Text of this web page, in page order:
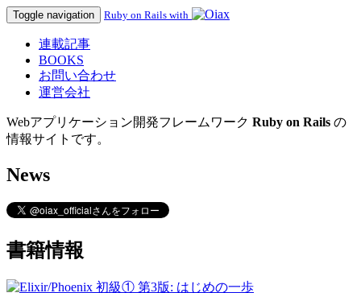
Toggle navigation Ruby on Rails with
連載記事
BOOKS
お問い合わせ
運営会社
Webアプリケーション開発フレームワーク Ruby on Rails の
情報サイトです。
News
書籍情報